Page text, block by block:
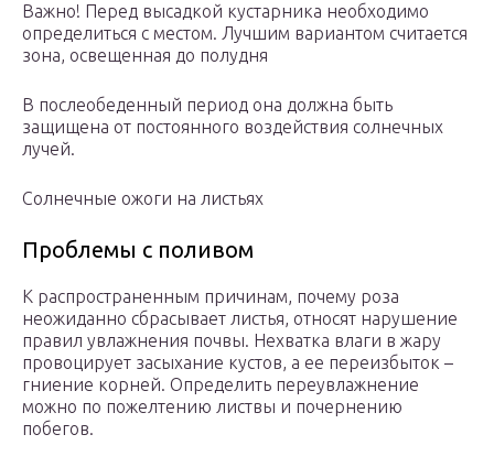
Важно! Перед высадкой кустарника необходимо
определиться с местом. Лучшим вариантом считается
зона, освещенная до полудня
В послеобеденный период она должна быть
защищена от постоянного воздействия солнечных
лучей.
Солнечные ожоги на листьях
Проблемы с поливом
К распространенным причинам, почему роза
неожиданно сбрасывает листья, относят нарушение
правил увлажнения почвы. Нехватка влаги в жару
провоцирует засыхание кустов, а ее переизбыток –
гниение корней. Определить переувлажнение
можно по пожелтению листвы и почернению
побегов.